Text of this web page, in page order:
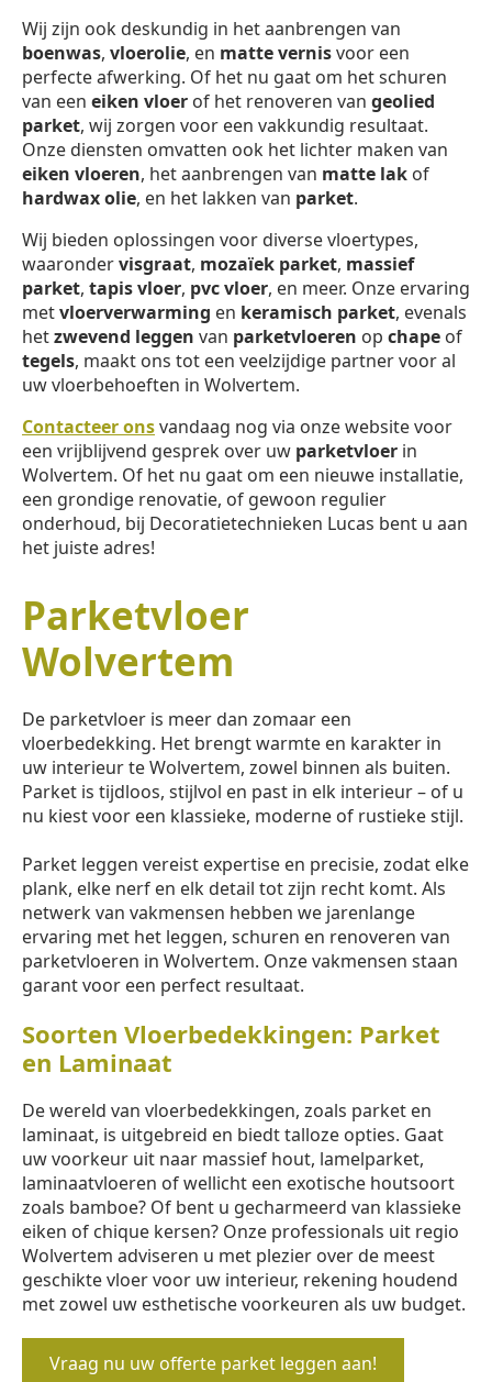
Wij zijn ook deskundig in het aanbrengen van
boenwas, vloerolie, en matte vernisvoor een
perfecte afwerking. Of het nu gaat om het schuren
van een eiken vloer of het renoveren van geolied
parket, wij zorgen voor een vakkundig resultaat.
Onze diensten omvatten ook het lichter maken van
eiken vloeren, het aanbrengen van matte lak of
hardwax olie, en het lakken van parket.
Wij bieden oplossingen voor diverse vloertypes,
waarondervisgraat, mozaïek parket, massief
parket, tapis vloer, pvc vloer, en meer. Onze ervaring
metvloerverwarming en keramisch parket, evenals
hetzwevend leggen van parketvloeren op chape of
tegels, maakt ons tot een veelzijdige partner voor al
uw vloerbehoeften in Wolvertem.
Contacteer onsvandaag nog via onze website voor
een vrijblijvend gesprek over uw parketvloer in
Wolvertem. Of het nu gaat om een nieuwe installatie,
een grondige renovatie, of gewoon regulier
onderhoud, bij Decoratietechnieken Lucas bent u aan
het juiste adres!
Parketvloer
Wolvertem
De parketvloer is meer dan zomaar een
vloerbedekking. Het brengt warmte en karakter in
uw interieur te Wolvertem, zowel binnen als buiten.
Parket is tijdloos, stijlvol en past in elk interieur – of u
nu kiest voor een klassieke, moderne of rustieke stijl.
Parket leggen vereist expertise en precisie, zodat elke
plank, elke nerf en elk detail tot zijn recht komt. Als
netwerk van vakmensen hebben we jarenlange
ervaring met het leggen, schuren en renoveren van
parketvloeren in Wolvertem. Onze vakmensen staan
garant voor een perfect resultaat.
Soorten Vloerbedekkingen: Parket
en Laminaat
De wereld van vloerbedekkingen, zoals parket en
laminaat, is uitgebreid en biedt talloze opties. Gaat
uw voorkeur uit naar massief hout, lamelparket,
laminaatvloeren of wellicht een exotische houtsoort
zoals bamboe? Of bent u gecharmeerd van klassieke
eiken of chique kersen? Onze professionals uit regio
Wolvertem adviseren u met plezier over de meest
geschikte vloer voor uw interieur, rekening houdend
met zowel uw esthetische voorkeuren als uw budget.
Vraag nu uw offerte parket leggen aan!